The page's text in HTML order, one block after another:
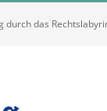
durch das